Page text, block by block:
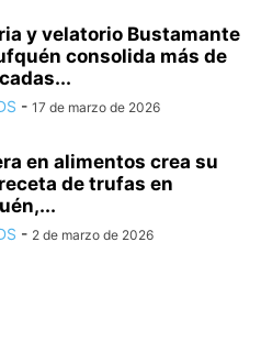
y velatorio Bustamante
consolida más de
- 17 de marzo de 2026
en alimentos crea su
de trufas en
- 2 de marzo de 2026